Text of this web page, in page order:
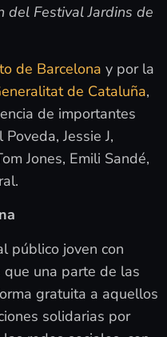
del Festival Jardins de
de Barcelona y por la
de Cataluña,
de importantes
Jessie J,
Jones, Emili Sandé,
público joven con
que una parte de las
gratuita a aquellos
solidarias por